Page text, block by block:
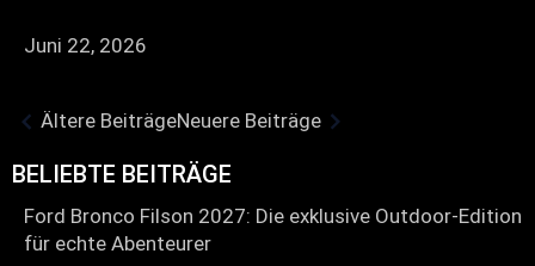
Juni 22, 2026
Ältere BeiträgeNeuere Beiträge
BELIEBTE BEITRÄGE
Ford Bronco Filson 2027: Die exklusive Outdoor-Edition
für echte Abenteurer